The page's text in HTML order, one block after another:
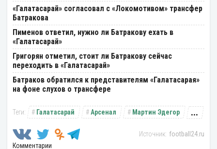
«Галатасарай» согласовал с «Локомотивом» трансфер
Батракова
Пименов ответил, нужно ли Батракову ехать в
«Галатасарай»
Григорян отметил, стоит ли Батракову сейчас
переходить в «Галатасарай»
Батраков обратился к представителям «Галатасарая»
на фоне слухов о трансфере
Галатасарай Арсенал Мартин Эдегор ...
football24.ru
Комментарии